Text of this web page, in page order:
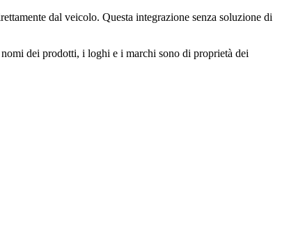
dal veicolo. Questa integrazione senza soluzione di
dei prodotti, i loghi e i marchi sono di proprietà dei